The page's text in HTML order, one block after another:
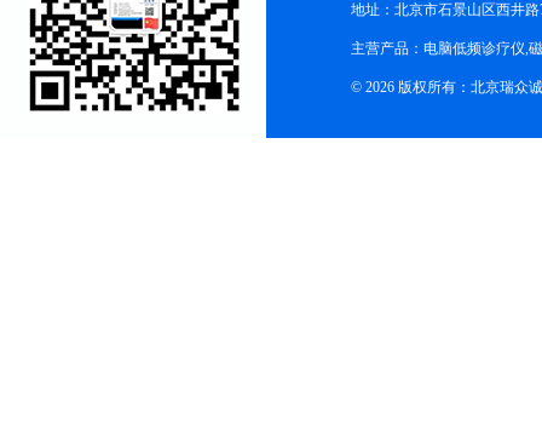
地址：北京市石景山区西井路
主营产品：电脑低频诊疗仪,
© 2026 版权所有：北京瑞众